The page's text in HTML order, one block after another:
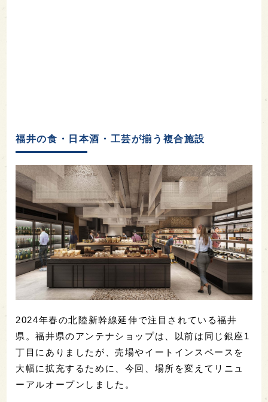
福井の食・日本酒・工芸が揃う複合施設
2024年春の北陸新幹線延伸で注目されている福井
県。福井県のアンテナショップは、以前は同じ銀座1
丁目にありましたが、売場やイートインスペースを
大幅に拡充するために、今回、場所を変えてリニュ
ーアルオープンしました。